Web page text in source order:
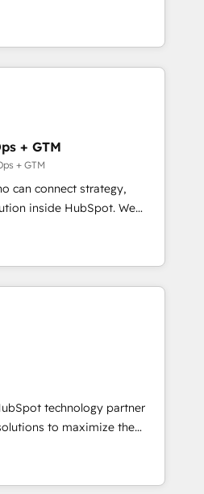
and creative
impact and
the few full-
in the HubSpot
globally
RevOps frameworks that
seamless integrations,
with change-
growth With 6 key
and experience across
+ GTM
+ GTM
can connect strategy,
inside HubSpot. We
agencies fall short by
with technical execution to
the right solution. As the
hold Elite Partner
in CRM architecture,
Implementations
⚡ -
Hub: More
other Partner 💻 -
technology partner
to maximize the
HubSpot. The fastest-
facilitator, MakeWebBetter,
HubSpot expertise &